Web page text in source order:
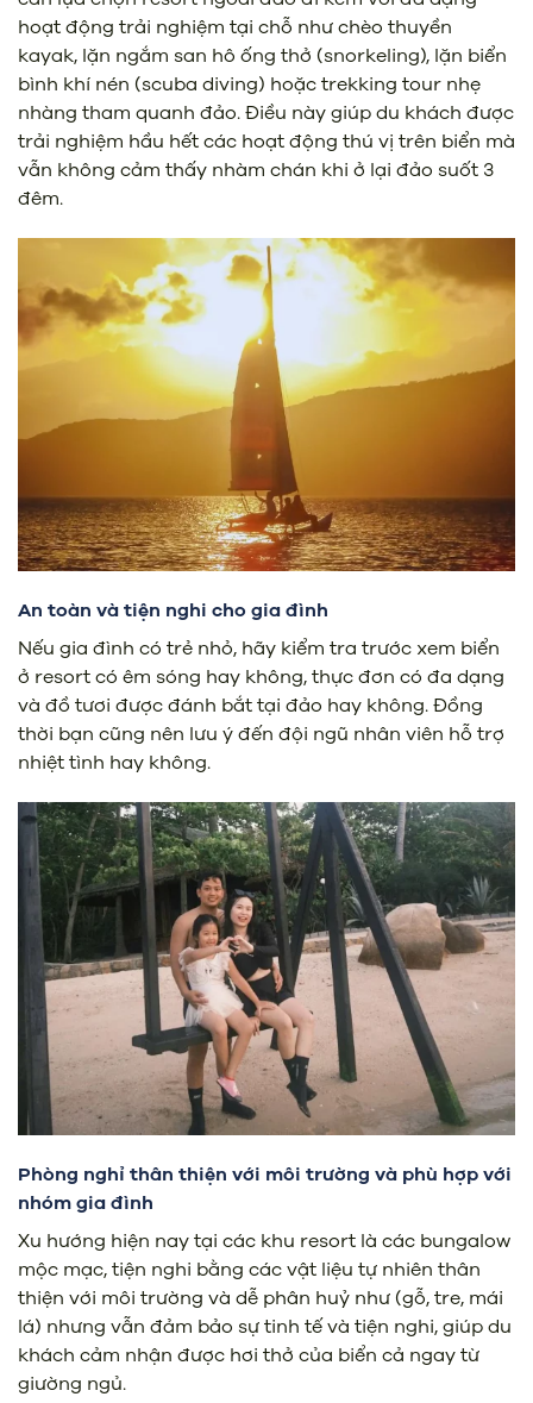
hoạt động trải nghiệm tại chỗ như chèo thuyền
kayak, lặn ngắm san hô ống thở (snorkeling), lặn biển
bình khí nén (scuba diving) hoặc trekking tour nhẹ
nhàng tham quanh đảo. Điều này giúp du khách được
trải nghiệm hầu hết các hoạt động thú vị trên biển mà
vẫn không cảm thấy nhàm chán khi ở lại đảo suốt 3
đêm.
An toàn và tiện nghi cho gia đình
Nếu gia đình có trẻ nhỏ, hãy kiểm tra trước xem biển
ở resort có êm sóng hay không, thực đơn có đa dạng
và đồ tươi được đánh bắt tại đảo hay không. Đồng
thời bạn cũng nên lưu ý đến đội ngũ nhân viên hỗ trợ
nhiệt tình hay không.
Phòng nghỉ thân thiện với môi trường và phù hợp với
nhóm gia đình
Xu hướng hiện nay tại các khu resort là các bungalow
mộc mạc, tiện nghi bằng các vật liệu tự nhiên thân
thiện với môi trường và dễ phân huỷ như (gỗ, tre, mái
lá) nhưng vẫn đảm bảo sự tinh tế và tiện nghi, giúp du
khách cảm nhận được hơi thở của biển cả ngay từ
giường ngủ.